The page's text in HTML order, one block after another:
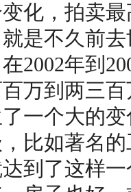
化，拍卖
是不久前
2002年到
万到两三
一个大的
，比如著名
到了这样